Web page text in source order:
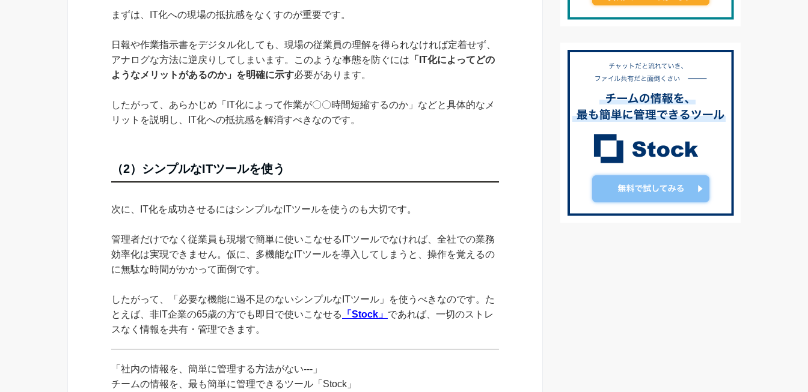
まずは、IT化への現場の抵抗感をなくすのが重要です。
日報や作業指示書をデジタル化しても、現場の従業員の理解を得られなければ定着せず、
アナログな方法に逆戻りしてしまいます。このような事態を防ぐには 「IT化によってどの
ようなメリットがあるのか」を明確に示す必要があります。
したがって、あらかじめ「IT化によって作業が〇〇時間短縮するのか」などと具体的なメ
リットを説明し、IT化への抵抗感を解消すべきなのです。
（2）シンプルなITツールを使う
次に、IT化を成功させるにはシンプルなITツールを使うのも大切です。
管理者だけでなく従業員も現場で簡単に使いこなせるITツールでなければ、全社での業務
効率化は実現できません。仮に、多機能なITツールを導入してしまうと、操作を覚えるの
に無駄な時間がかかって面倒です。
したがって、「必要な機能に過不足のないシンプルなITツール」を使うべきなのです。た
とえば、非IT企業の65歳の方でも即日で使いこなせる
「Stock」 であれば、一切のストレ
スなく情報を共有・管理できます。
「社内の情報を、簡単に管理する方法がない---」
チームの情報を、最も簡単に管理できるツール「Stock」